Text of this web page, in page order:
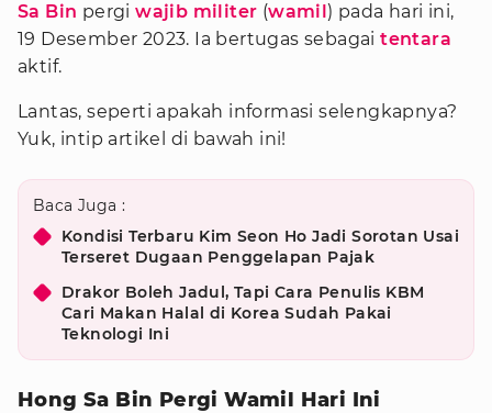
Sa Bin pergiwajib militer (wamil) pada hari ini,
19 Desember 2023. Ia bertugas sebagaitentara
aktif.
Lantas, seperti apakah informasi selengkapnya?
Yuk, intip artikel di bawah ini!
Baca Juga :
Kondisi Terbaru Kim Seon Ho Jadi Sorotan Usai
Terseret Dugaan Penggelapan Pajak
Drakor Boleh Jadul, Tapi Cara Penulis KBM
Cari Makan Halal di Korea Sudah Pakai
Teknologi Ini
Hong Sa Bin Pergi Wamil Hari Ini